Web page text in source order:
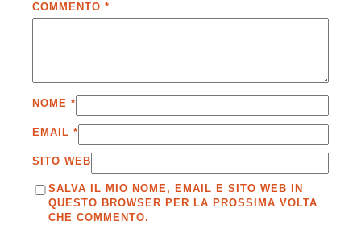
COMMENTO *
NOME *
EMAIL *
SITO WEB
SALVA IL MIO NOME, EMAIL E SITO WEB IN
QUESTO BROWSER PER LA PROSSIMA VOLTA
CHE COMMENTO.